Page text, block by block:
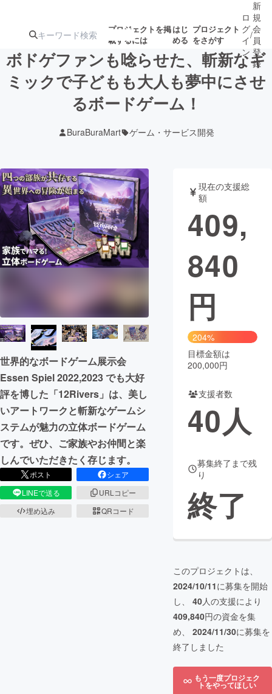
プロジェクトを掲
載するには
はじ
める
プロジェクト
をさがす
注目のリ 注目の新着プロ募集終了が近いプ
テクノロジー・ガジェット
映像・映画 書籍・雑誌
ビジネス・起業 チャレンジ
まちづくり・地域活性化
CAMPFIRE for Social Good
CAMPFIRE Creation
CAMPFIREふるさと納税
コミュニティ
ロ
グ
イ
ン
/
新
規
会
員
登
録
ボドゲファンも唸らせた、斬新なギ
ミックで子どもも大人も夢中にさせ
るボードゲーム！
BuraBuraMart ゲーム・サービス開発
世界的なボードゲーム展示会
Essen Spiel 2022,2023 でも大好
評を博した「12Rivers」は、美し
いアートワークと斬新なゲームシ
ステムが魅力の立体ボードゲーム
です。ぜひ、ご家族やお仲間と楽
しんでいただきたく存じます。
ポスト
シェア
LINEで送る
URLコピー
埋め込み
QRコード
現在の支援総
額
409,
840
円
204%
目標金額は
200,000円
支援者数
40人
募集終了まで残
り
終了
このプロジェクトは、
2024/10/11に募集を開始
し、 40人の支援により
409,840円の資金を集
め、 2024/11/30に募集を
終了しました
もう一度プロジェク
トをやってほしい